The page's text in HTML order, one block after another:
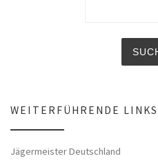
WEITERFÜHRENDE LINKS
Jägermeister Deutschland